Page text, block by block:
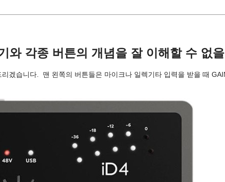
와 각종 버튼의 개념을 잘 이해할 수 없
겠습니다.  맨 왼쪽의 버튼들은 마이크나 일렉기타 입력을 받을 때